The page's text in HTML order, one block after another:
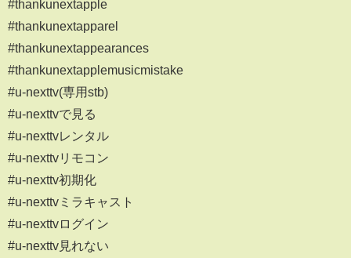
#thankunextapple
#thankunextapparel
#thankunextappearances
#thankunextapplemusicmistake
#u-nexttv(専用stb)
#u-nexttvで見る
#u-nexttvレンタル
#u-nexttvリモコン
#u-nexttv初期化
#u-nexttvミラキャスト
#u-nexttvログイン
#u-nexttv見れない